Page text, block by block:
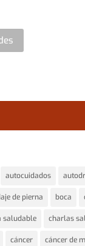
autocuidados
de pierna boca
saludable charlas
cáncer cáncer de